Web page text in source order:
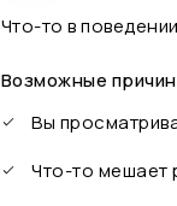
Что-то в
Возможные
Вы
Что-то мешает